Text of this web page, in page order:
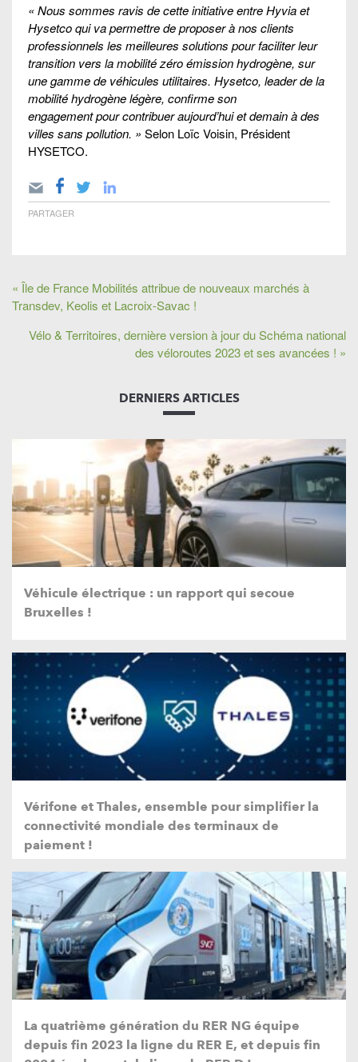
« Nous sommes ravis de cette initiative entre Hyvia et
Hysetcoqui va permettre de proposer à nos clients
professionnels les meilleures solutions pour faciliter leur
transition vers la mobilité zéro émission hydrogène, sur
une gamme de véhicules utilitaires. Hysetco, leader de la
mobilité hydrogène légère, confirme son
engagement pour contribuer aujourd’hui et demain à des
villes sans pollution. » Selon Loïc Voisin, Président
HYSETCO.
PARTAGER
« Île de France Mobilités attribue de nouveaux marchés à
Transdev, Keolis et Lacroix-Savac !
Vélo & Territoires, dernière version à jour du Schéma national
des véloroutes 2023 et ses avancées ! »
DERNIERS ARTICLES
Véhicule électrique : un rapport qui secoue
Bruxelles !
Vérifone et Thales, ensemble pour simplifier la
connectivité mondiale des terminaux de
paiement !
La quatrième génération du RER NG équipe
depuis fin 2023 la ligne du RER E, et depuis fin